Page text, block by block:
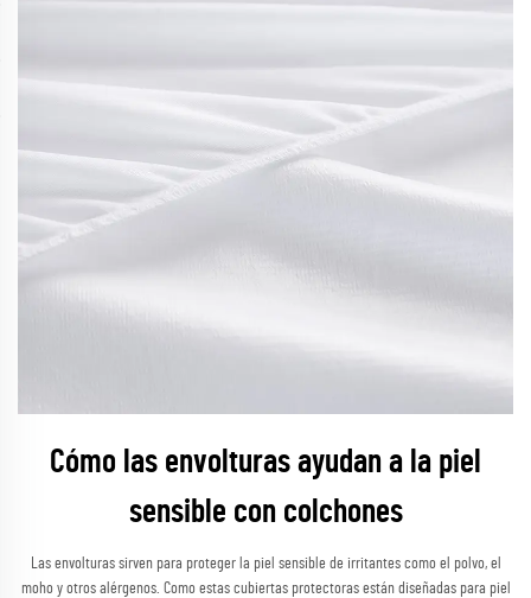
Cómo las envolturas ayudan a la piel
sensible con colchones
Las envolturas sirven para proteger la piel sensible de irritantes como el polvo, el
moho y otros alérgenos. Como estas cubiertas protectoras están diseñadas para piel